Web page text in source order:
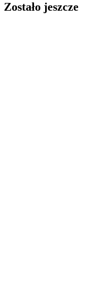
Zostało jeszcze